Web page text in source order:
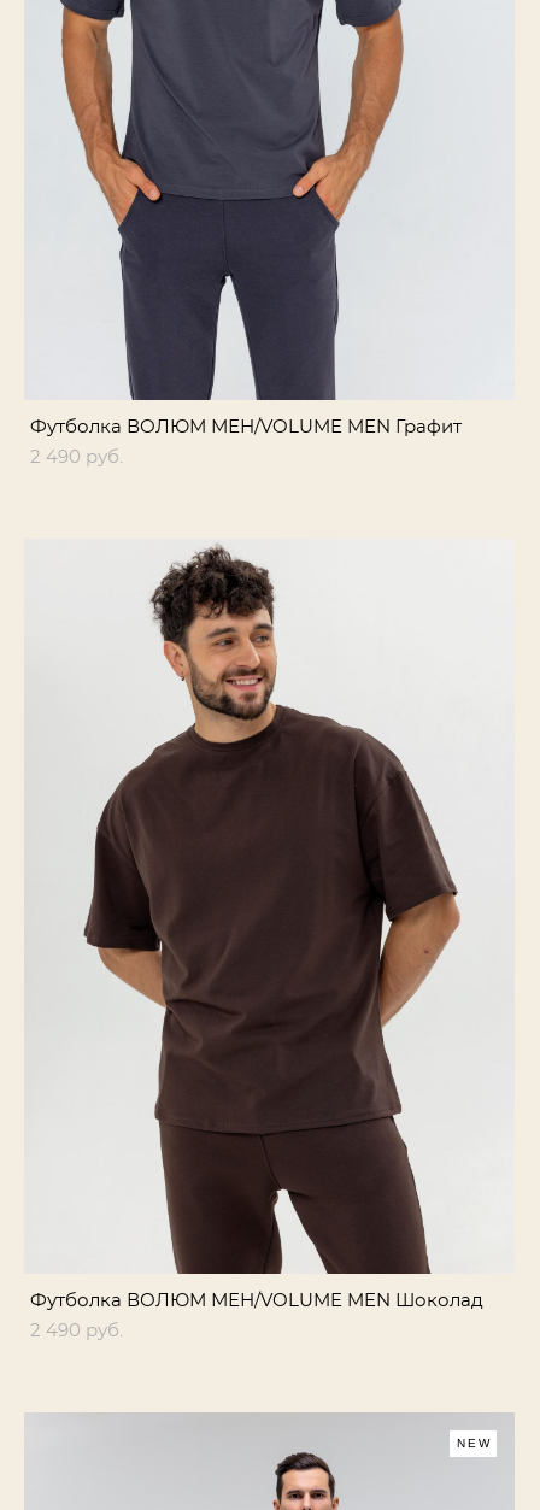
Футболка ВОЛЮМ МЕН/VOLUME MEN Графит
2 490 pуб.
Футболка ВОЛЮМ МЕН/VOLUME MEN Шоколад
2 490 pуб.
NEW